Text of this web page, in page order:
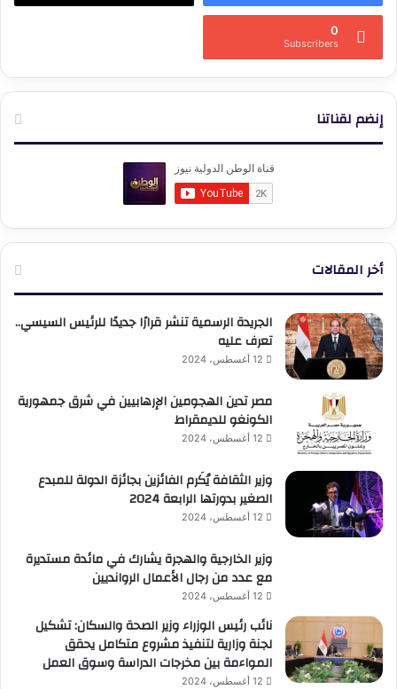
0
Subscribers
إنضم لقناتنا
أخر المقالات
الجريدة الرسمية تنشر قرارًا جديدًا للرئيس السيسي..
تعرف عليه
12 أغسطس، 2024
مصر تدين الهجومين الإرهابيين في شرق جمهورية
الكونغو للديمقراط
12 أغسطس، 2024
وزير الثقافة يُكَرم الفائزين بجائزة الدولة للمبدع
الصغير بدورتها الرابعة 2024
12 أغسطس، 2024
وزير الخارجية والهجرة يشارك في مائدة مستديرة
مع عدد من رجال الأعمال الروانديين
12 أغسطس، 2024
نائب رئيس الوزراء وزير الصحة والسكان: تشكيل
لجنة وزارية لتنفيذ مشروع متكامل يحقق
المواءمة بين مخرجات الدراسة وسوق العمل
12 أغسطس، 2024